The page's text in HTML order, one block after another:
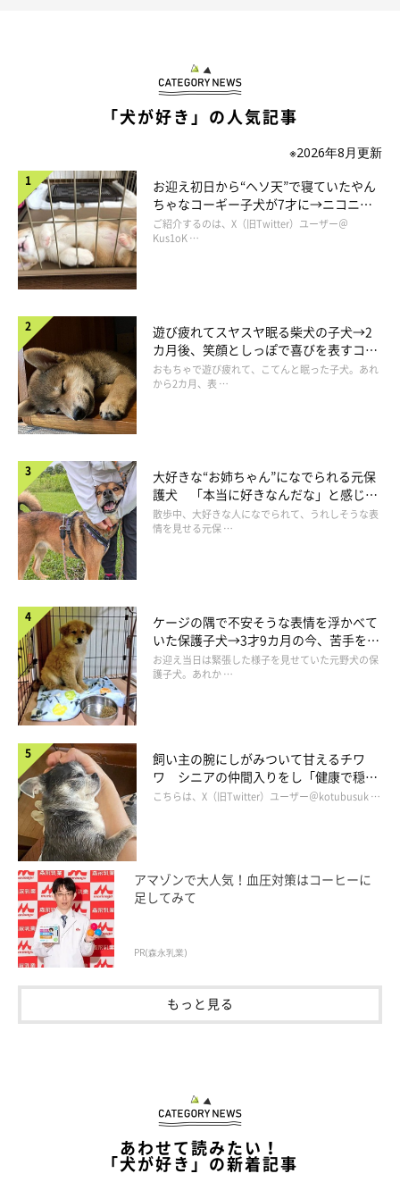
この後、左前脚がパタパタしていました。
そのパタパタに当たりたくて、そっと自分の手を近づけたりしま
す。
皆さんもご経験があるのでは？
柴犬さんによって、曲がる脚のタイプとかあるのでしょうか。
「私は右前脚曲げがちかな」
「僕は断然後ろの左脚！」
そんな声が聞こえてきたら楽しいだろうなあ。
「えー！そっち派なんや〜」
とか・・・妄想が止まりません。笑
こよみさんはどこかなあ。
これからはもっと注意して観察してみます！
京都府在住。柴犬の魅力をイラストで表現してSNSで発信、共感
を呼び、「ここ柴部」のハッシュタグとともに話題に。そのイラ
ここ柴のインスタグラム
「犬が好き」の人気記事
※2026年8月更新
お迎え初日から“ヘソ天”で寝ていたやん
ちゃなコーギー子犬が7才に→ニコニ
コ“コーギースマイル”が魅力のコに成
長！
ご紹介するのは、X（旧Twitter）ユーザー＠
Kus1oK …
遊び疲れてスヤスヤ眠る柴犬の子犬→2
カ月後、笑顔としっぽで喜びを表すコに
成長！
おもちゃで遊び疲れて、こてんと眠った子犬。あれ
から2カ月、表 …
大好きな“お姉ちゃん”になでられる元保
護犬 「本当に好きなんだな」と感じる
表情にほっこり
散歩中、大好きな人になでられて、うれしそうな表
情を見せる元保 …
ケージの隅で不安そうな表情を浮かべて
いた保護子犬→3才9カ月の今、苦手を克
服し頼もしいコに成長！
お迎え当日は緊張した様子を見せていた元野犬の保
護子犬。あれか …
飼い主の腕にしがみついて甘えるチワ
ワ シニアの仲間入りをし「健康で穏や
かな暮らしが続いてほしい」と願う
こちらは、X（旧Twitter）ユーザー＠kotubusuk …
アマゾンで大人気！血圧対策はコーヒーに
足してみて
PR(森永乳業)
もっと見る
あわせて読みたい！
「犬が好き」の新着記事